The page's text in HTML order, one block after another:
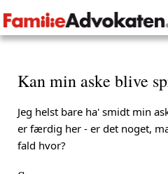
Kan min aske blive
Jeg helst bare ha' smidt min
er færdig her - er det noget,
fald hvor?